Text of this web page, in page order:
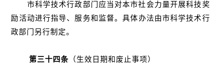
市科学技术行政部门应当对本市社会力量开展科技奖
励活动进行指导、服务和监督。具体办法由市科学技术行
政部门另行制定。
第三十四条 （生效日期和废止事项）